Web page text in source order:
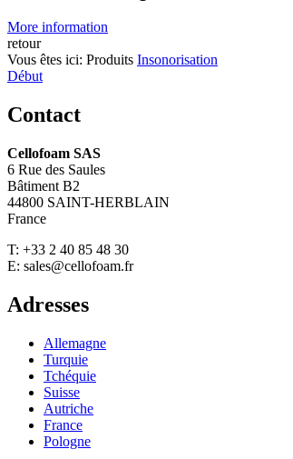
More information
retour
Vous êtes ici: Produits Insonorisation
Début
Contact
Cellofoam SAS
6 Rue des Saules
Bâtiment B2
44800 SAINT-HERBLAIN
France
T: +33 2 40 85 48 30
E: sales@cellofoam.fr
Adresses
Allemagne
Turquie
Tchéquie
Suisse
Autriche
France
Pologne